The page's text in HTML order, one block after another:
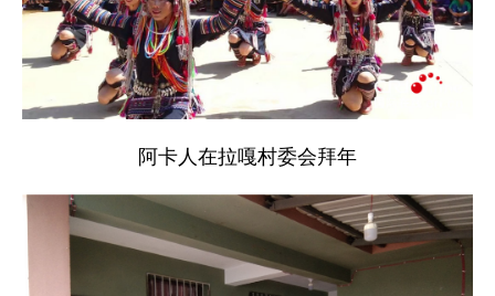
阿卡人在拉嘎村委会拜年